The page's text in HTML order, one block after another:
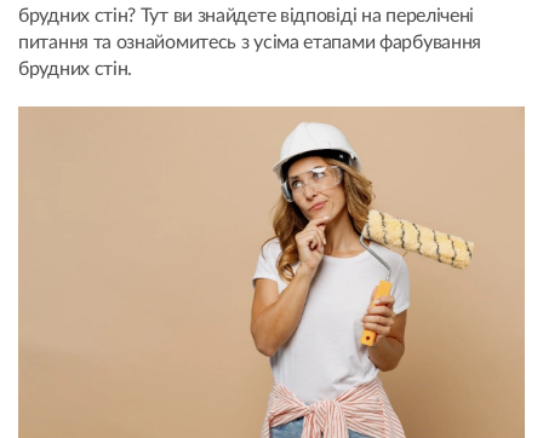
брудних стін? Тут ви знайдете відповіді на перелічені
питання та ознайомитесь з усіма етапами фарбування
брудних стін.